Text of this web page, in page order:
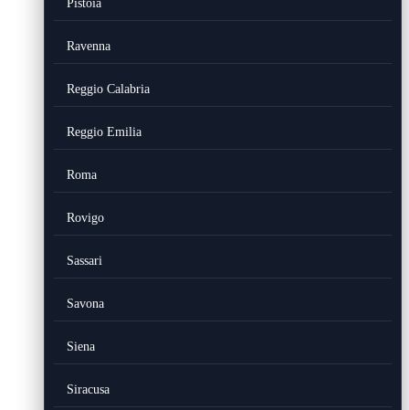
Pistoia
Ravenna
Reggio Calabria
Reggio Emilia
Roma
Rovigo
Sassari
Savona
Siena
Siracusa